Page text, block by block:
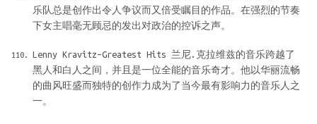
乐队总是创作出令人争议而又倍受瞩目的作品。在强烈的节奏
下女主唱毫无顾忌的发出对政治的控诉之声。
Lenny Kravitz–Greatest Hits 兰尼.克拉维兹的音乐跨越了
黑人和白人之间，并且是一位全能的音乐奇才。他以华丽流畅
的曲风旺盛而独特的创作力成为了当今最有影响力的音乐人之
一。